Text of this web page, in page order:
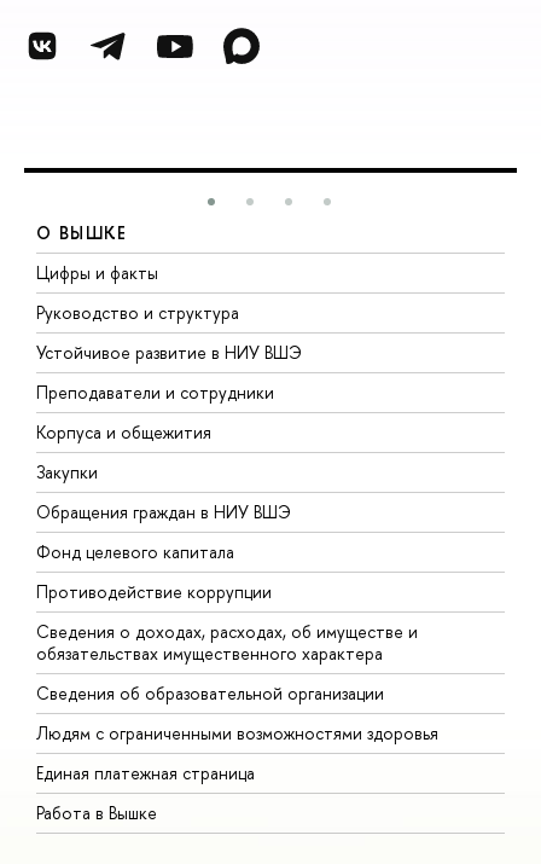
О ВЫШКЕ
Цифры и факты
Руководство и структура
Устойчивое развитие в НИУ ВШЭ
Преподаватели и сотрудники
Корпуса и общежития
Закупки
Обращения граждан в НИУ ВШЭ
Фонд целевого капитала
Противодействие коррупции
Сведения о доходах, расходах, об имуществе и
обязательствах имущественного характера
Сведения об образовательной организации
Людям с ограниченными возможностями здоровья
Единая платежная страница
Работа в Вышке